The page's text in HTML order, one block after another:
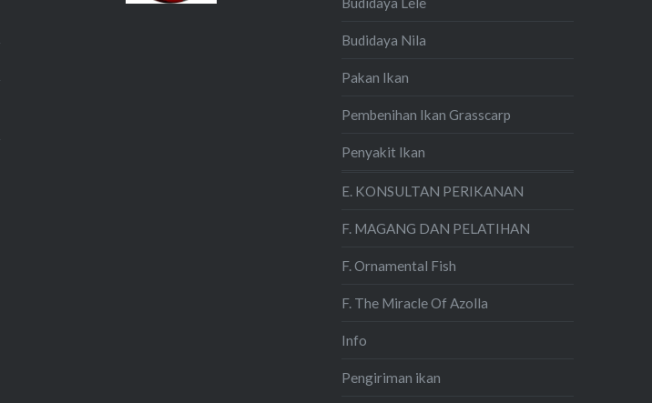
Budidaya Nila
Pakan Ikan
Pembenihan Ikan Grasscarp
Penyakit Ikan
E. KONSULTAN PERIKANAN
F. MAGANG DAN PELATIHAN
F. Ornamental Fish
F. The Miracle Of Azolla
Info
Pengiriman ikan